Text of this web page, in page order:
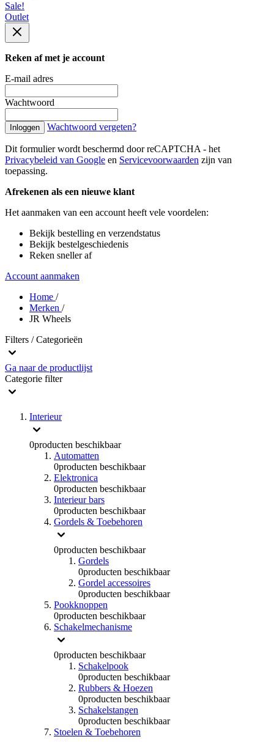
Sale!
Outlet
Reken af met je account
E-mail adres
Wachtwoord
Inloggen Wachtwoord vergeten?
Dit formulier wordt beschermd door reCAPTCHA - het
Privacybeleid van Google en Servicevoorwaarden zijn van
toepassing.
Afrekenen als een nieuwe klant
Het aanmaken van een account heeft vele voordelen:
Bekijk bestelling en verzendstatus
Bekijk bestelgeschiedenis
Reken sneller af
Account aanmaken
Home /
Merken /
JR Wheels
Filters / Categorieën
Ga naar de productlijst
Categorie filter
Interieur
0producten beschikbaar
Automatten
0producten beschikbaar
Elektronica
0producten beschikbaar
Interieur bars
0producten beschikbaar
Gordels & Toebehoren
0producten beschikbaar
Gordels
0producten beschikbaar
Gordel accessoires
0producten beschikbaar
Pookknoppen
0producten beschikbaar
Schakelmechanisme
0producten beschikbaar
Schakelpook
0producten beschikbaar
Rubbers & Hoezen
0producten beschikbaar
Schakelstangen
0producten beschikbaar
Stoelen & Toebehoren